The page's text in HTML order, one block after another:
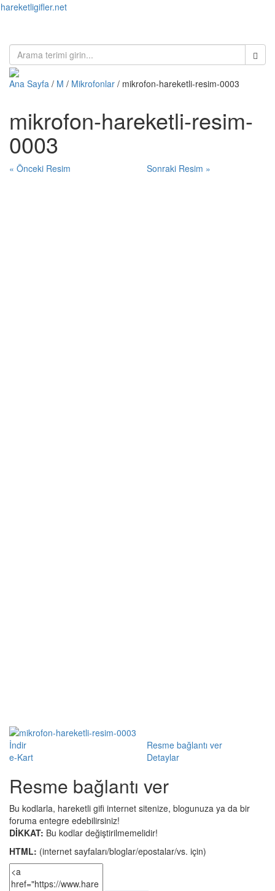
hareketligifler.net
Ana Sayfa / M / Mikrofonlar / mikrofon-hareketli-resim-0003
mikrofon-hareketli-resim-
0003
« Önceki Resim Sonraki Resim »
İndir
Resme bağlantı ver
e-Kart
Detaylar
Resme bağlantı ver
Bu kodlarla, hareketli gifi internet sitenize, blogunuza ya da bir
foruma entegre edebilirsiniz!
DİKKAT: Bu kodlar değiştirilmemelidir!
HTML: (internet sayfaları/bloglar/epostalar/vs. için)